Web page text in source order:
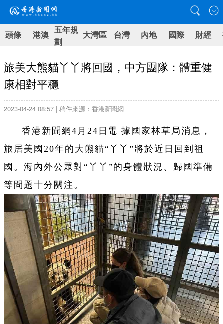
頭條 港澳 五年規
劃
大灣區 台灣 內地 國際 財經
旅美大熊貓丫丫將回國，中方團隊：體重健
康相對平穩
2023-04-24 08:57 | 稿件來源：香港新聞網
香港新聞網4月24日電 據國家林草局消息，
旅居美國20年的大熊貓“丫丫”將於近日回到祖
國。海內外公眾對“丫丫”的身體狀況、歸國準備
等問題十分關注。